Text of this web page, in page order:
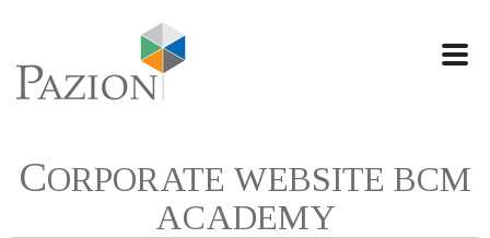
CORPORATE WEBSITE BCM
ACADEMY